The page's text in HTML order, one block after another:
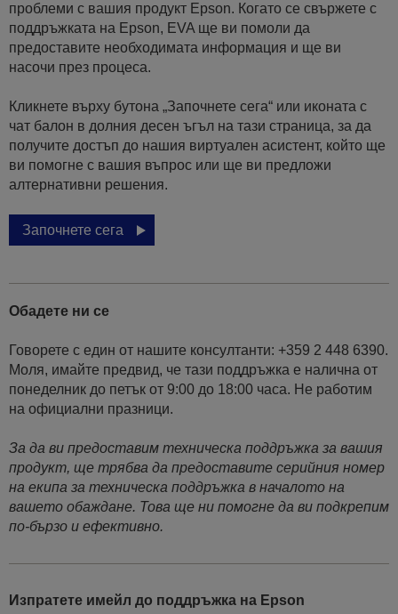
проблеми с вашия продукт Epson. Когато се свържете с
поддръжката на Epson, EVA ще ви помоли да
предоставите необходимата информация и ще ви
насочи през процеса.
Кликнете върху бутона „Започнете сега“ или иконата с
чат балон в долния десен ъгъл на тази страница, за да
получите достъп до нашия виртуален асистент, който ще
ви помогне с вашия въпрос или ще ви предложи
алтернативни решения.
Започнете сега
Обадете ни се
Говорете с един от нашите консултанти: +359 2 448 6390.
Моля, имайте предвид, че тази поддръжка е налична от
понеделник до петък от 9:00 до 18:00 часа. Не работим
на официални празници.
За да ви предоставим техническа поддръжка за вашия
продукт, ще трябва да предоставите серийния номер
на екипа за техническа поддръжка в началото на
вашето обаждане. Това ще ни помогне да ви подкрепим
по-бързо и ефективно.
Изпратете имейл до поддръжка на Epson